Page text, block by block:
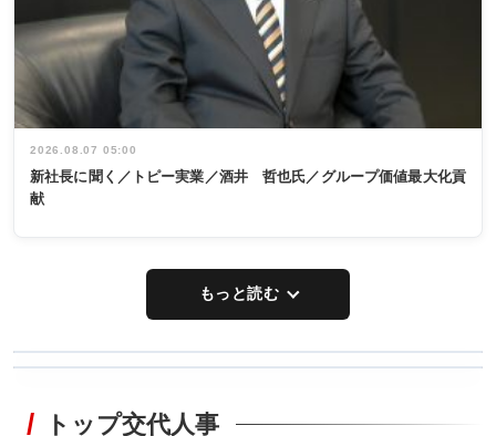
2026.08.07 05:00
新社長に聞く／トピー実業／酒井 哲也氏／グループ価値最大化貢
献
もっと読む
非鉄業界で
タックトレー
トップ交代人事